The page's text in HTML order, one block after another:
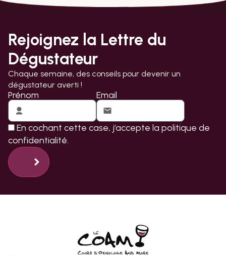
Rejoignez la Lettre du
Dégustateur
Chaque semaine, des conseils pour devenir un
dégustateur averti !
Prénom Email
En cochant cette case, j’accepte la politique de
confidentialité.